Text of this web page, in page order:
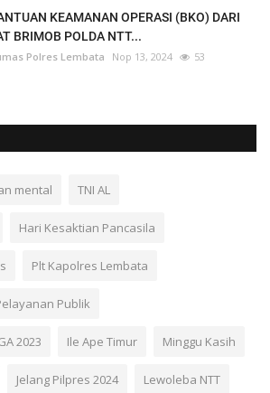
KEAMANAN OPERASI (BKO) DARI
BRIMOB POLDA NTT...
Polres Lembata Nop 13, 2024 53
mental TNI AL
Hari Kesaktian Pancasila
Plt Kapolres Lembata
Publik
2023 Ile Ape Timur Minggu Kasih
Jelang Pilpres 2024 Lewoleba NTT